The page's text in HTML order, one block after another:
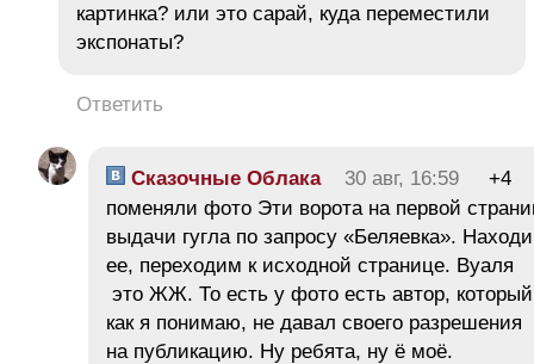
картинка? или это сарай, куда переместили
экспонаты?
Ответить
Сказочные Облака 30 авг, 16:59
+4
поменяли фото Эти ворота на первой
выдачи гугла по запросу «Беляевка».
ее, переходим к исходной странице. Вуаля
это ЖЖ. То есть у фото есть автор,
как я понимаю, не давал своего разрешения
на публикацию. Ну ребята, ну ё моё.